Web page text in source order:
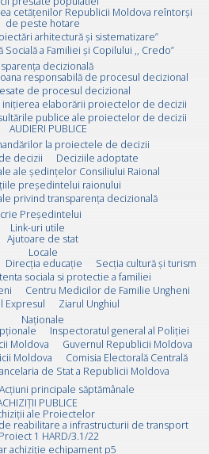
cetățenilor Republicii Moldova reîntorși
de peste hotare
arhitectură și sistematizare”
a Familiei și Copilului ,, Credo”
decizională
responsabilă de procesul decizional
de procesul decizional
inițierea elaborării proiectelor de decizii
publice ale proiectelor de decizii
AUDIERI PUBLICE
la proiectele de decizii
decizii
Deciziile adoptate
ale ședințelor Consiliului Raional
președintelui raionului
privind transparența decizională
Preşedintelui
Link-uri utile
Ajutoare de stat
Locale
Direcția educație
Secția cultură și turism
sociala si protectie a familiei
Centru Medicilor de Familie Ungheni
Expresul
Ziarul Unghiul
Naționale
Inspectoratul general al Poliției
Moldova
Guvernul Republicii Moldova
Moldova
Comisia Electorală Centrală
de Stat a Republicii Moldova
Acţiuni principale săptămânale
PUBLICE
ale Proiectelor
reabilitare a infrastructurii de transport
Proiect 1 HARD/3.1/22
achiziție echipament p5